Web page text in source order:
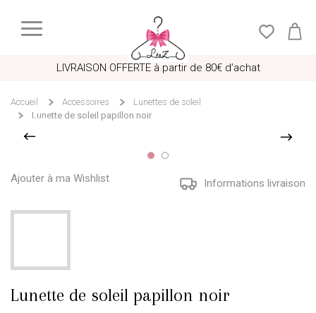
LIVRAISON OFFERTE à partir de 80€ d’achat
Accueil Accessoires
Lunettes de soleil
Lunette de soleil papillon noir
Ajouter à ma Wishlist Informations livraison
Lunette de soleil papillon noir